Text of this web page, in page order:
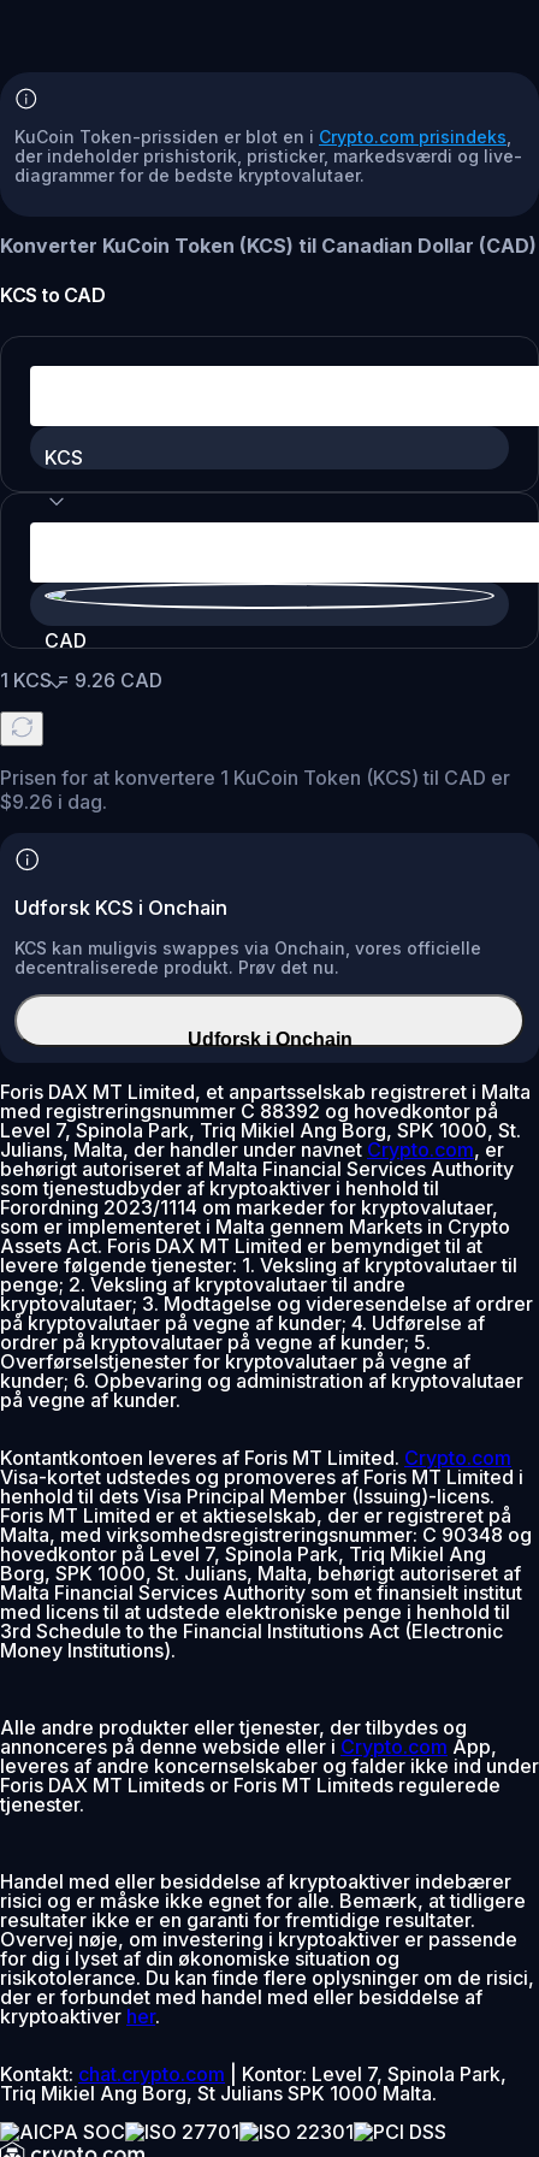
KuCoin Token-prissiden er blot en i Crypto.com prisindeks
der indeholder prishistorik, pristicker, markedsværdi og live-
diagrammer for de bedste kryptovalutaer.
Konverter KuCoin Token (KCS) til Canadian Dollar (CAD)
KCS to CAD
KCS
CAD
1 KCS= 9.26 CAD
Prisen for at konvertere 1 KuCoin Token (KCS) til CAD er
$9.26 i dag.
Udforsk KCS i Onchain
KCS kan muligvis swappes via Onchain, vores officielle
decentraliserede produkt. Prøv det nu.
Udforsk i Onchain
Foris DAX MT Limited, et anpartsselskab registreret i Malta
med registreringsnummer C 88392 og hovedkontor på
Level 7, Spinola Park, Triq Mikiel Ang Borg, SPK 1000, St.
Julians, Malta, der handler under navnet Crypto.com, er
behørigt autoriseret af Malta Financial Services Authority
som tjenestudbyder af kryptoaktiver i henhold til
Forordning 2023/1114 om markeder for kryptovalutaer,
som er implementeret i Malta gennem Markets in Crypto
Assets Act. Foris DAX MT Limited er bemyndiget til at
levere følgende tjenester: 1. Veksling af kryptovalutaer til
penge; 2. Veksling af kryptovalutaer til andre
kryptovalutaer; 3. Modtagelse og videresendelse af ordrer
på kryptovalutaer på vegne af kunder; 4. Udførelse af
ordrer på kryptovalutaer på vegne af kunder; 5.
Overførselstjenester for kryptovalutaer på vegne af
kunder; 6. Opbevaring og administration af kryptovalutaer
på vegne af kunder.
Kontantkontoen leveres af Foris MT Limited. Crypto.com
Visa-kortet udstedes og promoveres af Foris MT Limited i
henhold til dets Visa Principal Member (Issuing)-licens.
Foris MT Limited er et aktieselskab, der er registreret på
Malta, med virksomhedsregistreringsnummer: C 90348 og
hovedkontor på Level 7, Spinola Park, Triq Mikiel Ang
Borg, SPK 1000, St. Julians, Malta, behørigt autoriseret af
Malta Financial Services Authority som et finansielt institut
med licens til at udstede elektroniske penge i henhold til
3rd Schedule to the Financial Institutions Act (Electronic
Money Institutions).
Alle andre produkter eller tjenester, der tilbydes og
annonceres på denne webside eller i Crypto.com App,
leveres af andre koncernselskaber og falder ikke ind under
Foris DAX MT Limiteds or Foris MT Limiteds regulerede
tjenester.
Handel med eller besiddelse af kryptoaktiver indebærer
risici og er måske ikke egnet for alle. Bemærk, at tidligere
resultater ikke er en garanti for fremtidige resultater.
Overvej nøje, om investering i kryptoaktiver er passende
for dig i lyset af din økonomiske situation og
risikotolerance. Du kan finde flere oplysninger om de risici,
der er forbundet med handel med eller besiddelse af
kryptoaktiver her.
Kontakt: chat.crypto.com | Kontor: Level 7, Spinola Park,
Triq Mikiel Ang Borg, St Julians SPK 1000 Malta.